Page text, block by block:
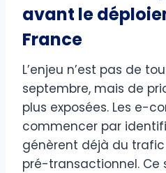
avant le
France
L’enjeu n’est pas de
septembre, mais de
plus exposées. Les e-
commencer par
génèrent déjà du
pré-transactionnel. Ce